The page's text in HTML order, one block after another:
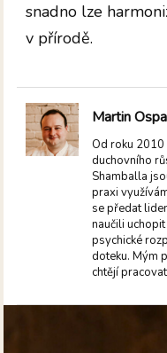
snadno lze
v přírodě.
Martin
Od roku 2010
duchovního
Shamballa
praxi
se předat
naučili
psychické
doteku. Mým
chtějí